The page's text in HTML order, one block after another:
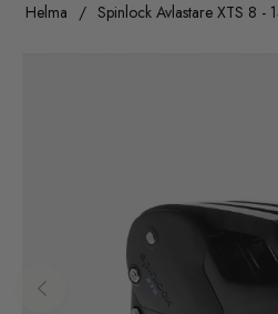
Helma / Spinlock Avlastare XTS 8 -